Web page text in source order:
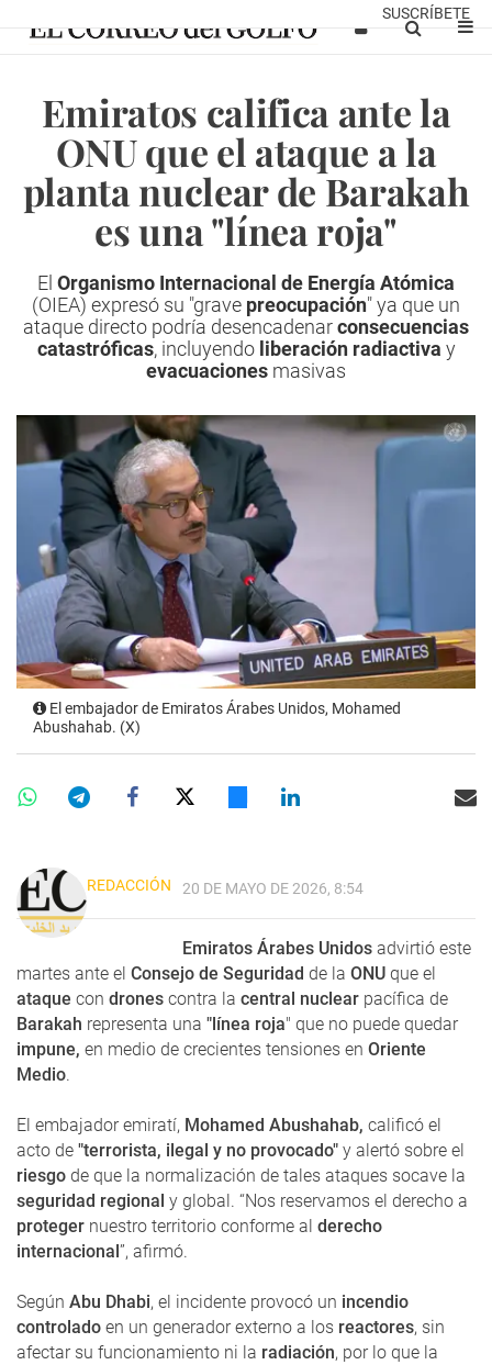
SUSCRÍBETE
Emiratos califica ante la
ONU que el ataque a la
planta nuclear de Barakah
es una "línea roja"
El Organismo Internacional de Energía Atómica
(OIEA) expresó su "grave preocupación" ya que un
ataque directo podría desencadenarconsecuencias
catastróficas, incluyendo liberación radiactiva y
evacuaciones masivas
El embajador de Emiratos Árabes Unidos, Mohamed
Abushahab. (X)
REDACCIÓN 20 DE MAYO DE 2026, 8:54
Emiratos Árabes Unidos advirtió este
martes ante el Consejo de Seguridad de la ONU que el
ataque con drones contra la central nuclear pacífica de
Barakah representa una "línea roja" que no puede quedar
impune, en medio de crecientes tensiones en Oriente
Medio.
El embajador emiratí, Mohamed Abushahab, calificó el
acto de "terrorista, ilegal y no provocado" y alertó sobre el
riesgo de que la normalización de tales ataques socave la
seguridad regional y global. “Nos reservamos el derecho a
proteger nuestro territorio conforme al derecho
internacional”, afirmó.
Según Abu Dhabi, el incidente provocó un incendio
controlado en un generador externo a los reactores, sin
afectar su funcionamiento ni la radiación, por lo que la